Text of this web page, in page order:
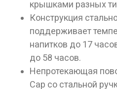
крышками разных
Конструкция
поддерживает
напитков до 17
до 58 часов.
Непротекающая
Cap со стальной